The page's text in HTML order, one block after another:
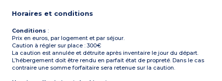
Horaires et conditions
Conditions :
Prix en euros, par logement et par séjour.
Caution à régler sur place : 300€
La caution est annulée et détruite après inventaire le jour du départ.
L’hébergement doit être rendu en parfait état de propreté. Dans le cas
contraire une somme forfaitaire sera retenue sur la caution.